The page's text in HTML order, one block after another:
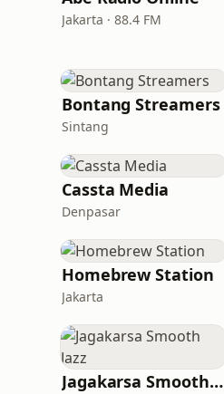
Jakarta · 88.4 FM
Bontang Streamers
Sintang
Cassta Media
Denpasar
Homebrew Station
Jakarta
Jagakarsa Smooth Jazz